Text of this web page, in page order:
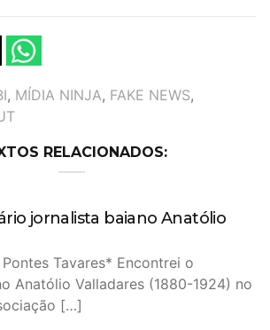
, MÍDIA NINJA, FAKE NEWS,
RELACIONADOS:
jornalista baiano Anatólio
Tavares* Encontrei o
Anatólio Valladares (1880-1924) no
[…]